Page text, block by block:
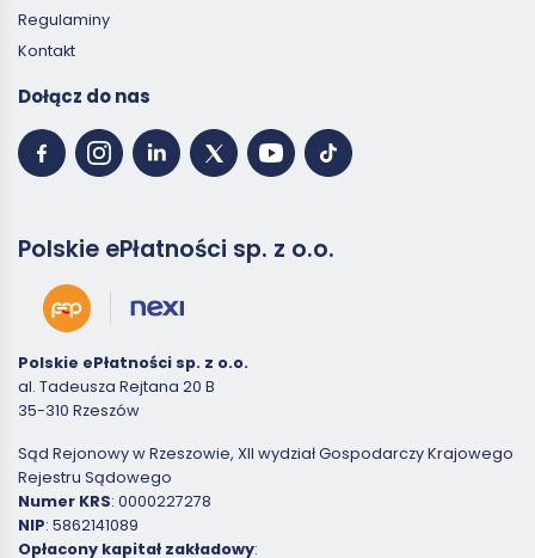
Regulaminy
Kontakt
Dołącz do nas
Polskie ePłatności sp. z o.o.
Polskie ePłatności sp. z o.o.
al. Tadeusza Rejtana 20 B
35-310 Rzeszów
Sąd Rejonowy w Rzeszowie, XII wydział Gospodarczy Krajowego
Rejestru Sądowego
Numer KRS: 0000227278
NIP: 5862141089
Opłacony kapitał zakładowy: